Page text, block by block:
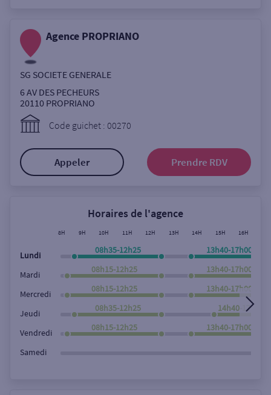
Rue
Rechercher
Agence PROPRIANO
SG SOCIETE GENERALE
6 AV DES PECHEURS
20110 PROPRIANO
Code guichet : 00270
Appeler Prendre RDV
Horaires de l'agence
8H 9H 10H 11H 12H 13H 14H 15H 16H
Lundi
08h35-12h25 13h40-17h00
Mardi
08h15-12h25 13h40-17h00
Mercredi
08h15-12h25 13h40-17h00
Jeudi
08h35-12h25 14h40-17h00
Vendredi
08h15-12h25 13h40-17h00
Samedi